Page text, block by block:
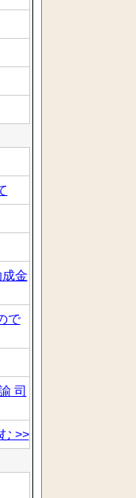
金
で
司
>>